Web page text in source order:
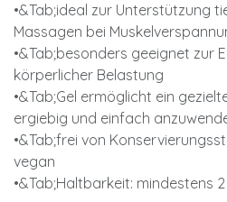
•&Tab;ideal zur Unterstützung
Massagen bei
•&Tab;besonders geeignet zur
körperlicher Belastung
•&Tab;Gel ermöglicht ein
ergiebig und einfach
•&Tab;frei von
vegan
•&Tab;Haltbarkeit: mindestens